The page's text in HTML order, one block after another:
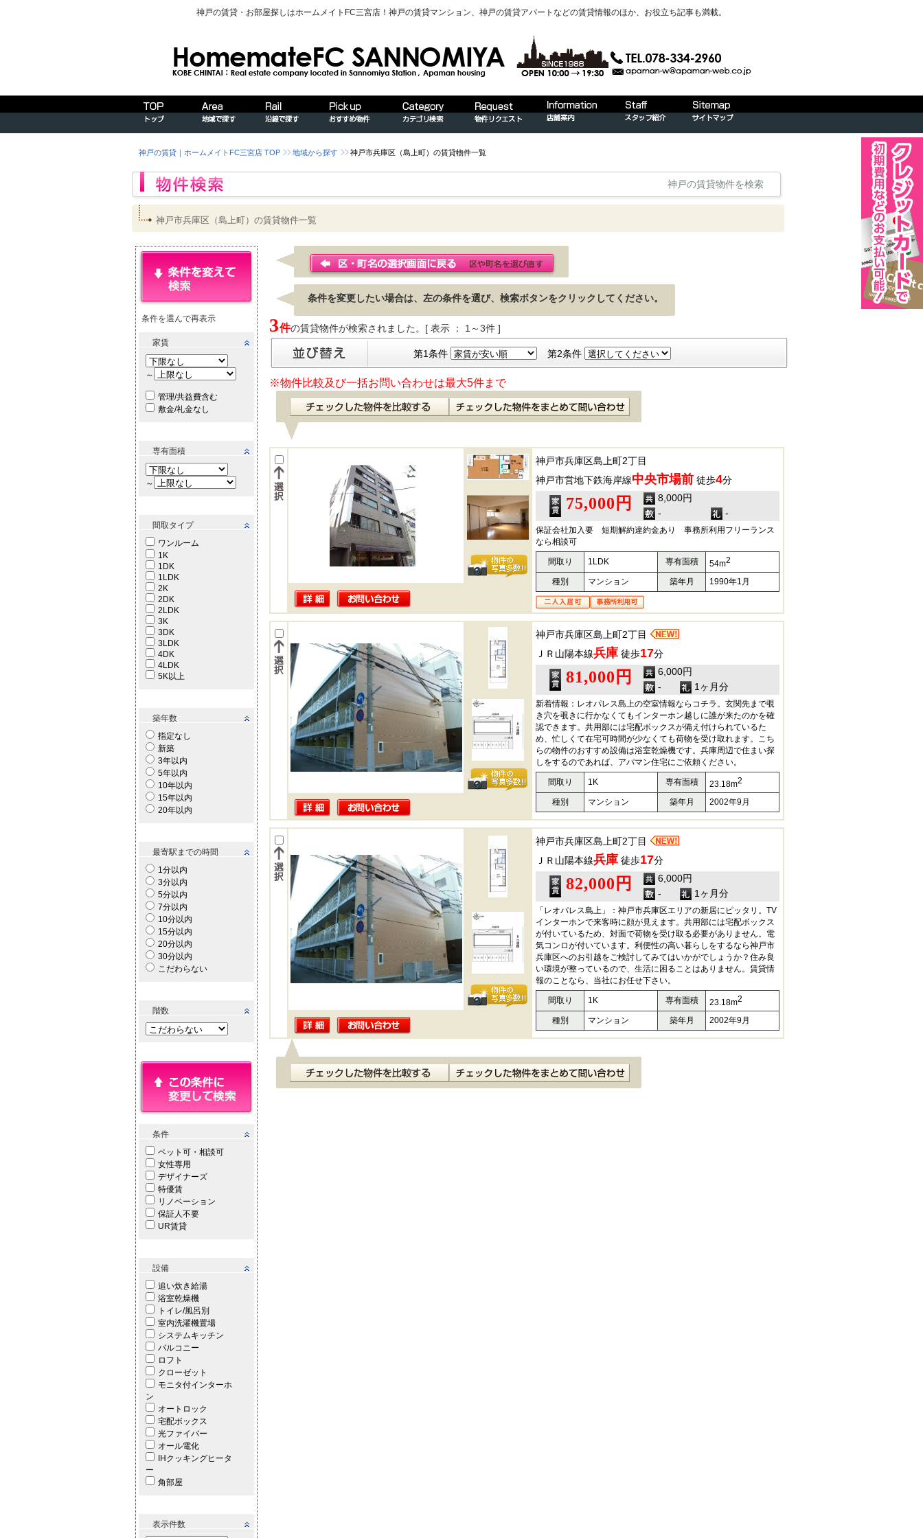
神戸の賃貸・お部屋探しはホームメイトFC三宮店！神戸の賃貸マンション、神戸の賃貸アパートなどの賃貸情報のほか、お役立ち記事も満載。
神戸の賃貸｜ホームメイトFC三宮店 TOP 地域から探す 神戸市兵庫区（島上町）の賃貸物件一覧
神戸の賃貸物件を検索
神戸市兵庫区（島上町）の賃貸物件一覧
条件を選んで再表示
家賃
～
管理/共益費含む
敷金/礼金なし
専有面積
～
間取タイプ
ワンルーム
1K
1DK
1LDK
2K
2DK
2LDK
3K
3DK
3LDK
4DK
4LDK
5K以上
築年数
指定なし
新築
3年以内
5年以内
10年以内
15年以内
20年以内
最寄駅までの時間
1分以内
3分以内
5分以内
7分以内
10分以内
15分以内
20分以内
30分以内
こだわらない
階数
条件
ペット可・相談可
女性専用
デザイナーズ
特優賃
リノベーション
保証人不要
UR賃貸
設備
追い炊き給湯
浴室乾燥機
トイレ/風呂別
室内洗濯機置場
システムキッチン
バルコニー
ロフト
クローゼット
モニタ付インターホ
ン
オートロック
宅配ボックス
光ファイバー
オール電化
IHクッキングヒータ
ー
角部屋
表示件数
条件を変更したい場合は、左の条件を選び、検索ボタンをクリックしてください。
3件の賃貸物件が検索されました。[ 表示 ： 1～3件 ]
第1条件 第2条件
※物件比較及び一括お問い合わせは最大5件まで
神戸市兵庫区島上町2丁目
神戸市営地下鉄海岸線中央市場前 徒歩4分
75,000円
8,000円
-
-
保証会社加入要 短期解約違約金あり 事務所利用フリーランス
なら相談可
間取り 1LDK 専有面積 54m2
種別 マンション 築年月 1990年1月
神戸市兵庫区島上町2丁目
ＪＲ山陽本線兵庫 徒歩17分
81,000円
6,000円
-
1ヶ月分
新着情報：レオパレス島上の空室情報ならコチラ。玄関先まで覗
き穴を覗きに行かなくてもインターホン越しに誰が来たのかを確
認できます。共用部には宅配ボックスが備え付けられているた
め、忙しくて在宅可時間が少なくても荷物を受け取れます。こち
らの物件のおすすめ設備は浴室乾燥機です。兵庫周辺で住まい探
しをするのであれば、アパマン住宅にご依頼ください。
間取り 1K 専有面積 23.18m2
種別 マンション 築年月 2002年9月
神戸市兵庫区島上町2丁目
ＪＲ山陽本線兵庫 徒歩17分
82,000円
6,000円
-
1ヶ月分
「レオパレス島上」：神戸市兵庫区エリアの新居にピッタリ。TV
インターホンで来客時に顔が見えます。共用部には宅配ボックス
が付いているため、対面で荷物を受け取る必要がありません。電
気コンロが付いています。利便性の高い暮らしをするなら神戸市
兵庫区へのお引越をご検討してみてはいかがでしょうか？住み良
い環境が整っているので、生活に困ることはありません。賃貸情
報のことなら、当社にお任せ下さい。
間取り 1K 専有面積 23.18m2
種別 マンション 築年月 2002年9月